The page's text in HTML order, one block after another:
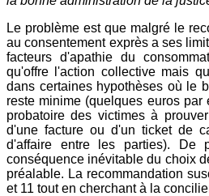
Le problème est que malgré le
au consentement exprès a ses
facteurs d'apathie du
qu'offre l'action collective mais
dans certaines hypothèses où le
reste minime (quelques euros
probatoire des victimes à
d'une facture ou d'un ticket de
d'affaire entre les parties). De
conséquence inévitable du choix
préalable. La recommandation
et 11 tout en cherchant à la